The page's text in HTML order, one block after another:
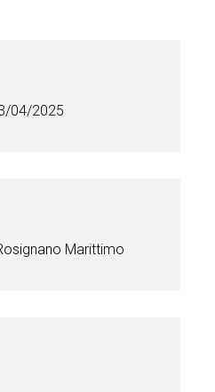
04/2025
Marittimo